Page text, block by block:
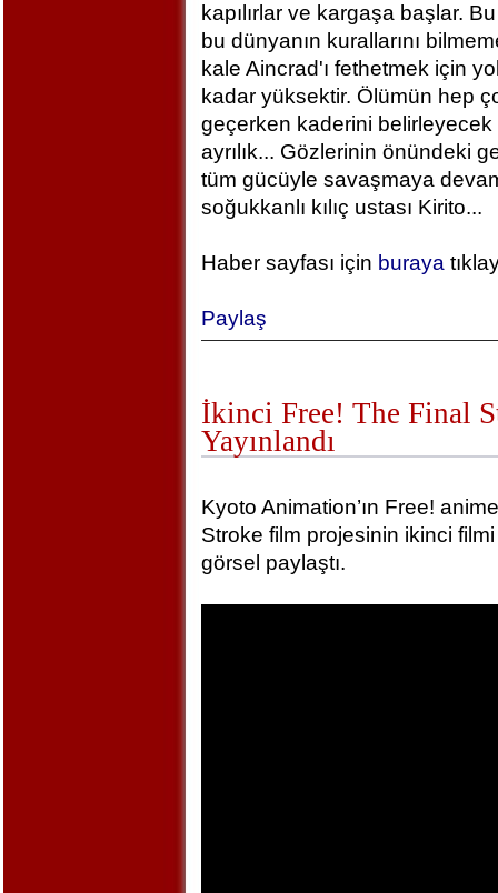
kapılırlar ve kargaşa başlar.
bu dünyanın kurallarını
kale Aincrad'ı fethetmek için
kadar yüksektir. Ölümün hep
geçerken kaderini belirleyecek
ayrılık... Gözlerinin önündeki
tüm gücüyle savaşmaya
soğukkanlı kılıç ustası Kirito...
Haber sayfası için buraya
Paylaş
İkinci Free! The Final
Yayınlandı
Kyoto Animation’ın Free!
Stroke film projesinin ikinci
görsel paylaştı.